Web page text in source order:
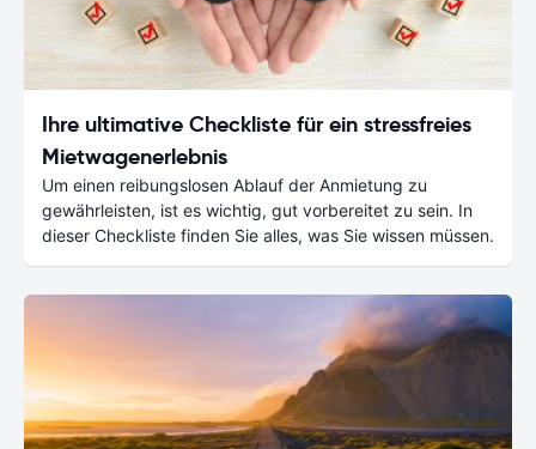
Ihre ultimative Checkliste für ein stressfreies
Mietwagenerlebnis
Um einen reibungslosen Ablauf der Anmietung zu
gewährleisten, ist es wichtig, gut vorbereitet zu sein. In
dieser Checkliste finden Sie alles, was Sie wissen müssen.